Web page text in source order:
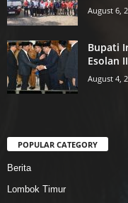
August 6,
Bupati
Esolan
August 4,
POPULAR CATEGORY
Berita
Lombok Timur